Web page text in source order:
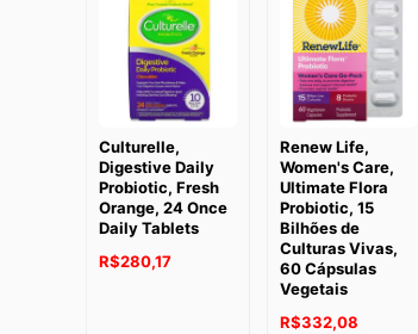
Culturelle,
Digestive Daily
Probiotic, Fresh
Orange, 24 Once
Daily Tablets
R$280,17
Renew Life,
Women's Care,
Ultimate Flora
Probiotic, 15
Bilhões de
Culturas Vivas,
60 Cápsulas
Vegetais
R$332,08